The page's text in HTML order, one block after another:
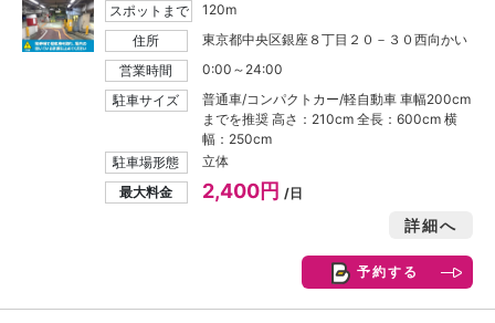
スポットまで
120m
住所
東京都中央区銀座８丁目２０－３０西向かい
営業時間
0:00～24:00
駐車サイズ
普通車/コンパクトカー/軽自動車 車幅200cm
までを推奨 高さ：210cm 全長：600cm 横
幅：250cm
駐車場形態
立体
最大料金
2,400円/日
詳細へ
予約する